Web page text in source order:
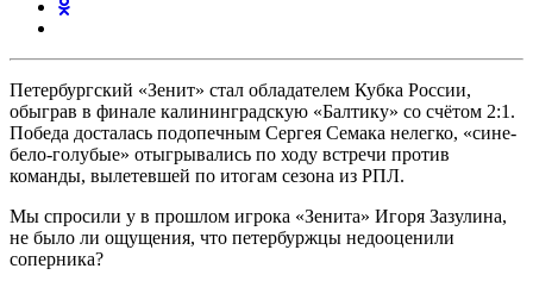
Петербургский «Зенит» стал обладателем Кубка России,
обыграв в финале калининградскую «Балтику» со счётом 2:1.
Победа досталась подопечным Сергея Семака нелегко, «сине-
бело-голубые» отыгрывались по ходу встречи против
команды, вылетевшей по итогам сезона из РПЛ.
Мы спросили у в прошлом игрока «Зенита» Игоря Зазулина,
не было ли ощущения, что петербуржцы недооценили
соперника?